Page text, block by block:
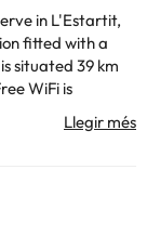
in L'Estartit,
fitted with a
situated 39 km
WiFi is
is 500 metres
around